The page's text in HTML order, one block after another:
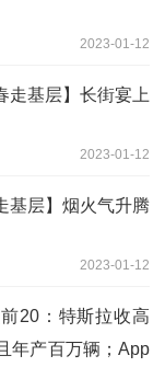
2023-01-12
走基层】长街宴上
2023-01-12
基层】烟火气升腾
2023-01-12
20：特斯拉收高
年产百万辆；App